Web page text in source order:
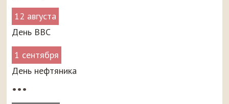
12 августа
День ВВС
1 сентября
День нефтяника
•••